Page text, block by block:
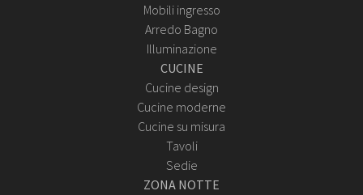
Mobili ingresso
Arredo Bagno
Illuminazione
CUCINE
Cucine design
Cucine moderne
Cucine su misura
Tavoli
Sedie
ZONA NOTTE